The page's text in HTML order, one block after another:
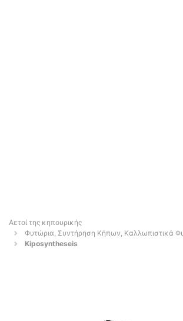
Αετοί της κηπουρικής
Φυτώρια, Συντήρηση Κήπων, Καλλωπιστικά
Kiposyntheseis